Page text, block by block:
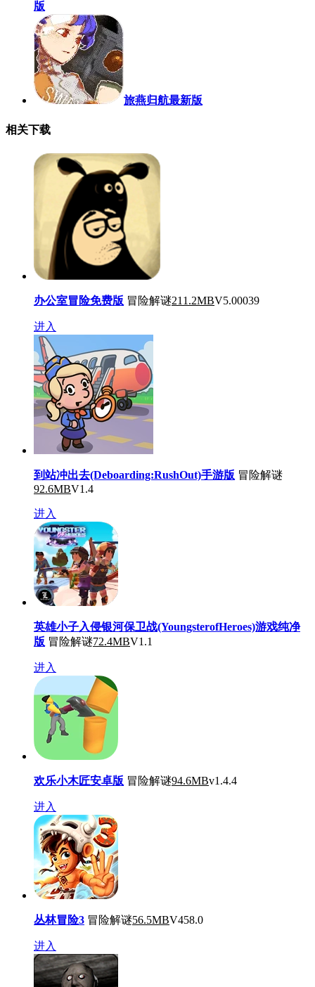
版
旅燕归航最新版
相关下载
办公室冒险免费版 冒险解谜211.2MBV5.00039
进入
到站冲出去(Deboarding:RushOut)手游版 冒险解谜
92.6MBV1.4
进入
英雄小子入侵银河保卫战(YoungsterofHeroes)游戏纯净
版 冒险解谜72.4MBV1.1
进入
欢乐小木匠安卓版 冒险解谜94.6MBv1.4.4
进入
丛林冒险3 冒险解谜56.5MBV458.0
进入